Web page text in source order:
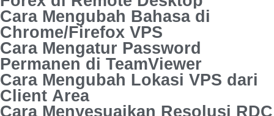
Cara Mengubah Bahasa di
Chrome/Firefox VPS
Cara Mengatur Password
Permanen di TeamViewer
Cara Mengubah Lokasi VPS dari
Client Area
Cara Menyesuaikan Resolusi RDC